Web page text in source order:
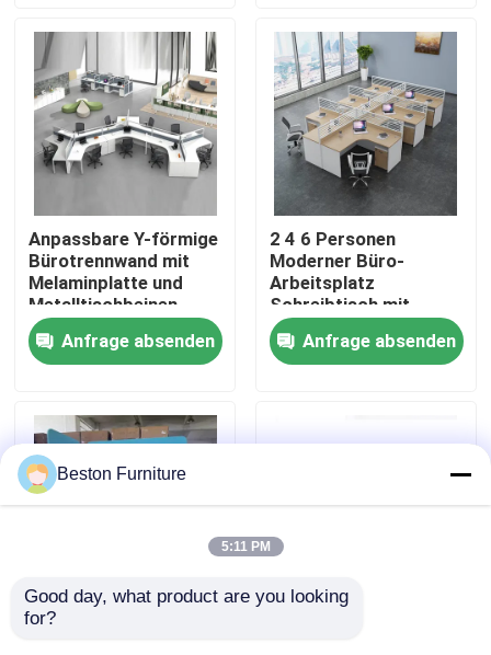
Produkte
Über uns
Werksbesichtigung
Qualitätskontrolle
Kontakt mit uns
Nachrichten
Fälle
Anpassbare Y-förmige
Bürotrennwand mit
Melaminplatte und
Metalltischbeinen
Anfrage absenden
2 4 6 Personen
Moderner Büro-
Arbeitsplatz
Schreibtisch mit
Aluminiumprofil
Stoffmaterial und
30mm dicker Platte
Anfrage absenden
Anpassbare Größe
Beston Furniture
5:11 PM
Good day, what product are you looking
for?